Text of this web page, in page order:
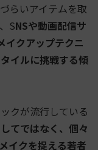
らいアイテムを取
SNSや動画配信サ
イクアップテクニ
イルに挑戦する傾
クが流行している
てではなく、個々
イクを捉える若者